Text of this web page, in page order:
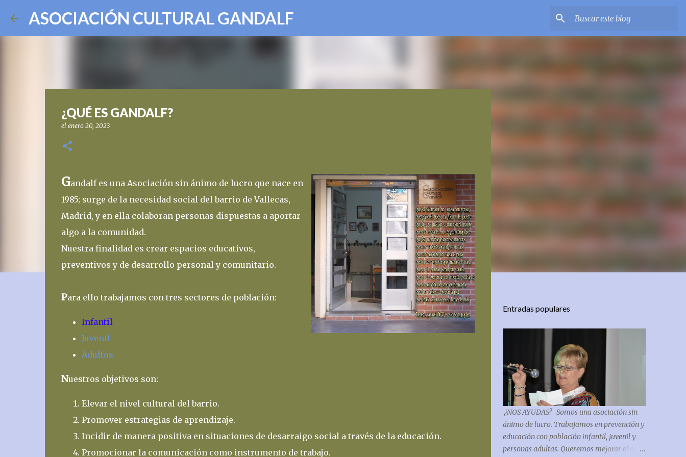
ASOCIACIÓN CULTURAL GANDALF
¿QUÉ ES GANDALF?
el enero 20, 2023
Gandalf es una Asociación sin ánimo de lucro que nace en
1985; surge de la necesidad social del barrio de Vallecas,
Madrid, y en ella colaboran personas dispuestas a aportar
algo a la comunidad.
Nuestra finalidad es crear espacios educativos,
preventivos y de desarrollo personal y comunitario.
Para ello trabajamos con tres sectores de población:
Infantil
Juvenil
Adultos
Nuestros objetivos son:
Elevar el nivel cultural del barrio.
Promover estrategias de aprendizaje.
Incidir de manera positiva en situaciones de desarraigo social a través de la educación.
Promocionar la comunicación como instrumento de trabajo.
Entradas populares
¿NOS AYUDAS? Somos una asociación sin
ánimo de lucro. Trabajamos en prevención y
educación con población infantil, juvenil y
personas adultas. Queremos mejorar el nivel